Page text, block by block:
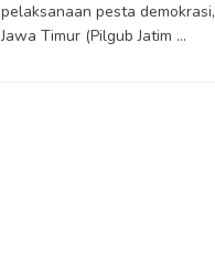
pelaksanaan pesta
Jawa Timur (Pilgub Jatim ...